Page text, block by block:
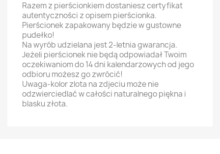
Razem z pierścionkiem dostaniesz certyfikat
autentyczności z opisem pierścionka.
Pierścionek zapakowany będzie w gustowne
pudełko!
Na wyrób udzielana jest 2-letnia gwarancja.
Jeżeli pierścionek nie będą odpowiadał Twoim
oczekiwaniom do 14 dni kalendarzowych od jego
odbioru możesz go zwrócić!
Uwaga-kolor zlota na zdjeciu może nie
odzwierciedlać w całości naturalnego piękna i
blasku złota.